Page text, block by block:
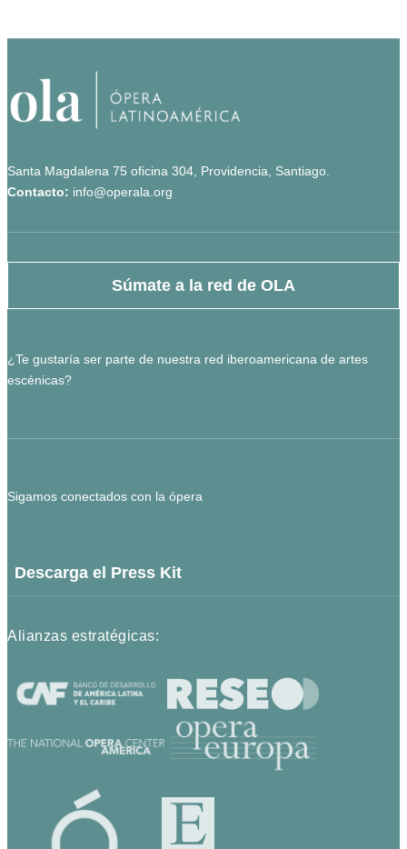
Santa Magdalena 75 oficina 304, Providencia, Santiago.
Contacto: info@operala.org
Súmate a la red de OLA
¿Te gustaría ser parte de nuestra red iberoamericana de artes
escénicas?
Sigamos conectados con la ópera
Descarga el Press Kit
Alianzas estratégicas: